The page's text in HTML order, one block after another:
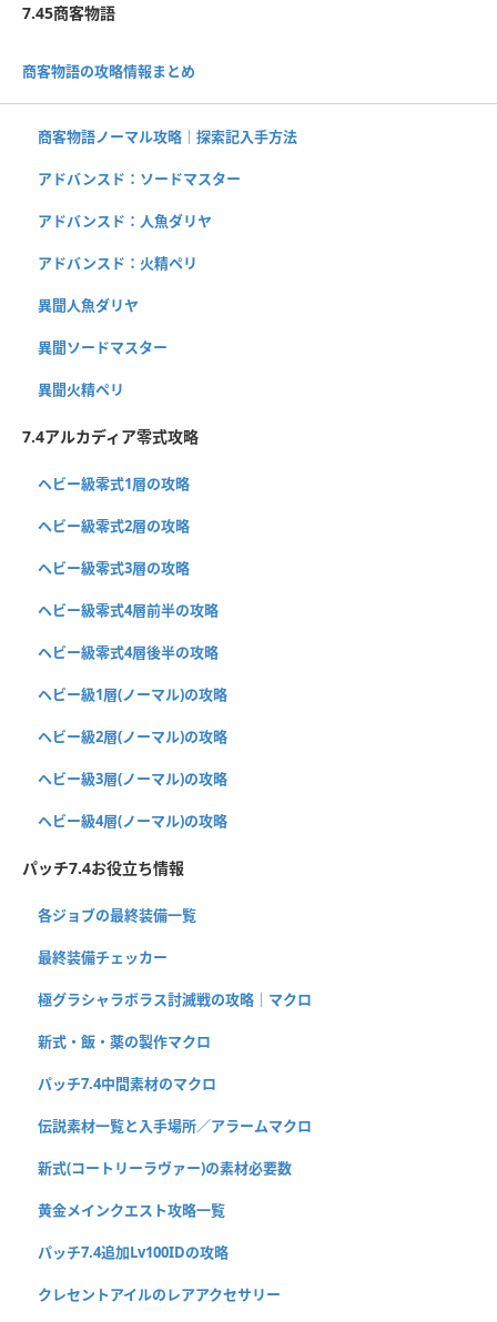
7.45商客物語
商客物語の攻略情報まとめ
商客物語ノーマル攻略｜探索記入手方法
アドバンスド：ソードマスター
アドバンスド：人魚ダリヤ
アドバンスド：火精ペリ
異聞人魚ダリヤ
異聞ソードマスター
異聞火精ペリ
7.4アルカディア零式攻略
ヘビー級零式1層の攻略
ヘビー級零式2層の攻略
ヘビー級零式3層の攻略
ヘビー級零式4層前半の攻略
ヘビー級零式4層後半の攻略
ヘビー級1層(ノーマル)の攻略
ヘビー級2層(ノーマル)の攻略
ヘビー級3層(ノーマル)の攻略
ヘビー級4層(ノーマル)の攻略
パッチ7.4お役立ち情報
各ジョブの最終装備一覧
最終装備チェッカー
極グラシャラボラス討滅戦の攻略｜マクロ
新式・飯・薬の製作マクロ
パッチ7.4中間素材のマクロ
伝説素材一覧と入手場所／アラームマクロ
新式(コートリーラヴァー)の素材必要数
黄金メインクエスト攻略一覧
パッチ7.4追加Lv100IDの攻略
クレセントアイルのレアアクセサリー